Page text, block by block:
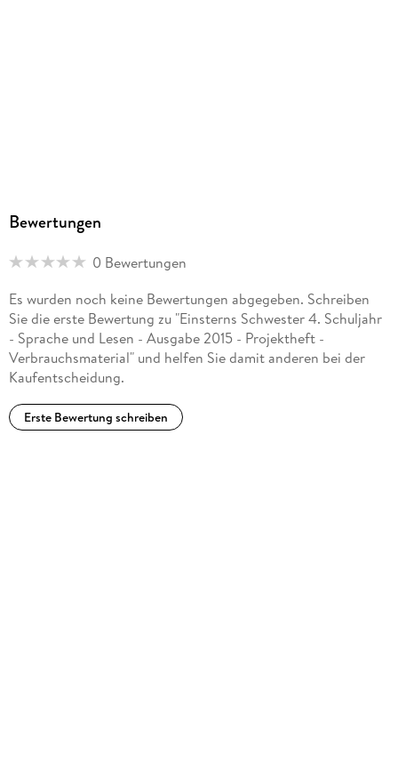
Bewertungen
0 Bewertungen
Es wurden noch keine Bewertungen abgegeben. Schreiben
Sie die erste Bewertung zu "Einsterns Schwester 4. Schuljahr
- Sprache und Lesen - Ausgabe 2015 - Projektheft -
Verbrauchsmaterial" und helfen Sie damit anderen bei der
Kaufentscheidung.
Erste Bewertung schreiben